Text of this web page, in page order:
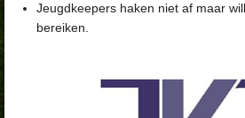
Jeugdkeepers haken niet af maar
bereiken.